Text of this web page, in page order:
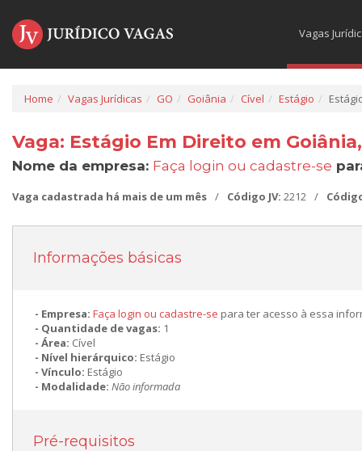
Vagas
Home Vagas Jurídicas GO Goiânia Cível Estágio
Vaga: Estágio Em Direito em
Nome da empresa: Faça login ou cadastre-se
Vaga cadastrada há mais de um mês / Código JV: 2212 /
Informações básicas
Empresa: Faça login ou cadastre-se para ter acesso à essa
Quantidade de vagas: 1
Área: Cível
Nível hierárquico: Estágio
Vínculo: Estágio
Modalidade: Não informada
Pré-requisitos